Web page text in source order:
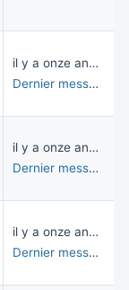
il y a onze années
Dernier message
il y a onze années
Dernier message
il y a onze années
Dernier message